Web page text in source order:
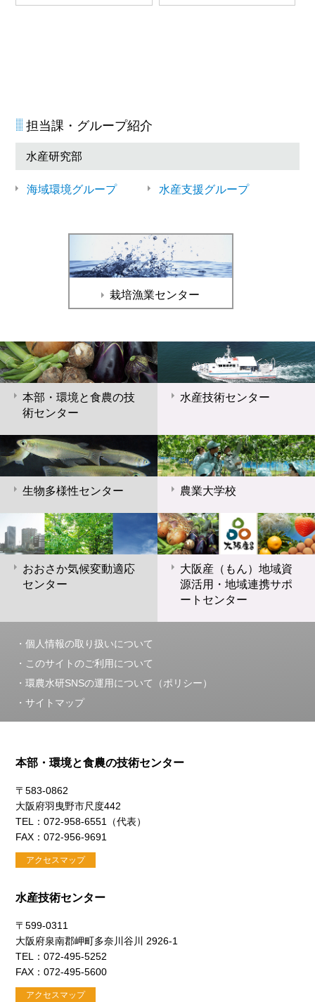
担当課・グループ紹介
水産研究部
海域環境グループ 水産支援グループ
栽培漁業センター
本部・環境と食農の技
術センター
水産技術センター
生物多様性センター 農業大学校
おおさか気候変動適応
センター
大阪産（もん）地域資
源活用・地域連携サポ
ートセンター
個人情報の取り扱いについて
このサイトのご利用について
環農水研SNSの運用について（ポリシー）
サイトマップ
本部・環境と食農の技術センター
〒583-0862
大阪府羽曳野市尺度442
TEL：072-958-6551（代表）
FAX：072-956-9691
アクセスマップ
水産技術センター
〒599-0311
大阪府泉南郡岬町多奈川谷川 2926-1
TEL：072-495-5252
FAX：072-495-5600
アクセスマップ